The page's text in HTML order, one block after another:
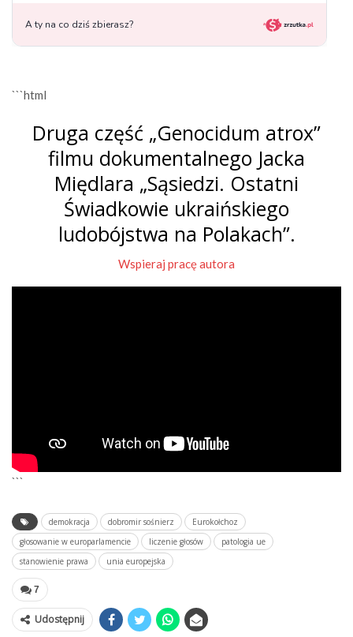
```html
Druga część „Genocidum atrox”
filmu dokumentalnego Jacka
Międlara „Sąsiedzi. Ostatni
Świadkowie ukraińskiego
ludobójstwa na Polakach”.
Wspieraj pracę autora
```
demokracja dobromir sośnierz
Eurokołchoz
głosowanie w europarlamencie
liczenie głosów
patologia ue
stanowienie prawa
unia europejska
7
Udostępnij